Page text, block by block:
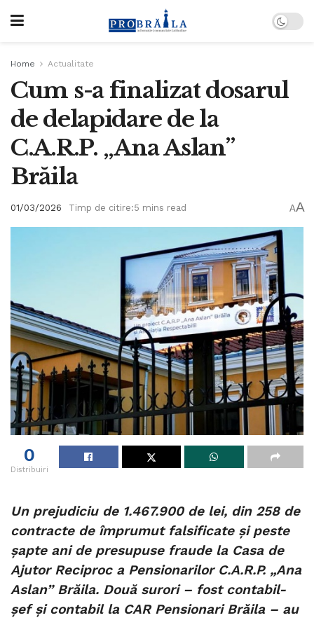
Home Actualitate
Cum s-a finalizat dosarul
de delapidare de la
C.A.R.P. „Ana Aslan”
Brăila
01/03/2026 Timp de citire:5 mins read AA
0
Distribuiri
Un prejudiciu de 1.467.900 de lei, din 258 de
contracte de împrumut falsificate și peste
șapte ani de presupuse fraude la Casa de
Ajutor Reciproc a Pensionarilor C.A.R.P. „Ana
Aslan” Brăila. Două surori – fost contabil-
șef și contabil la CAR Pensionari Brăila – au